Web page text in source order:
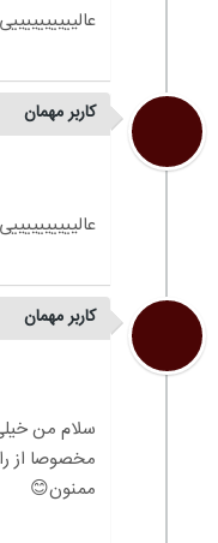
کاربر مهمان
کاربر مهمان